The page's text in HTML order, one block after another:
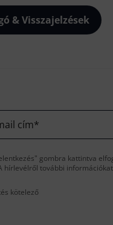
& Visszajelzések
cím*
gombra kattintva
hírlevélről további
kötelező